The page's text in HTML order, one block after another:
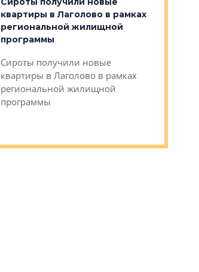
квартиры в Лаголово в рамках
региональной жилищной
программы
Сироты получили новые
квартиры в Лаголово в рамках
региональной жилищной
программы